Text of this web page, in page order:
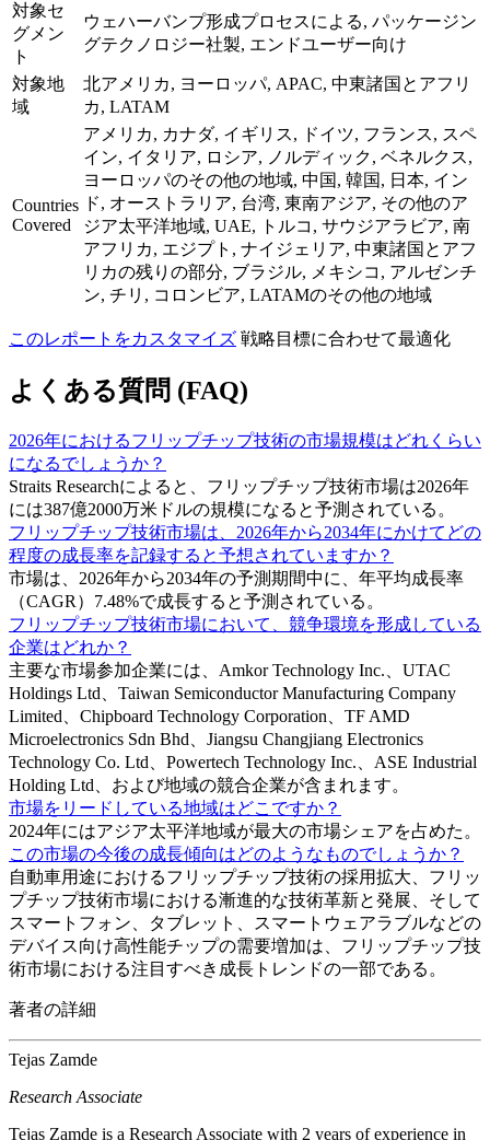
対象セ
グメン
ト
ウェハーバンプ形成プロセスによる, パッケージン
グテクノロジー社製, エンドユーザー向け
対象地
域
北アメリカ, ヨーロッパ, APAC, 中東諸国とアフリ
カ, LATAM
Countries
Covered
アメリカ, カナダ, イギリス, ドイツ, フランス, スペ
イン, イタリア, ロシア, ノルディック, ベネルクス,
ヨーロッパのその他の地域, 中国, 韓国, 日本, イン
ド, オーストラリア, 台湾, 東南アジア, その他のア
ジア太平洋地域, UAE, トルコ, サウジアラビア, 南
アフリカ, エジプト, ナイジェリア, 中東諸国とアフ
リカの残りの部分, ブラジル, メキシコ, アルゼンチ
ン, チリ, コロンビア, LATAMのその他の地域
このレポートをカスタマイズ 戦略目標に合わせて最適化
よくある質問 (FAQ)
2026年におけるフリップチップ技術の市場規模はどれくらい
になるでしょうか？
Straits Researchによると、フリップチップ技術市場は2026年
には387億2000万米ドルの規模になると予測されている。
フリップチップ技術市場は、2026年から2034年にかけてどの
程度の成長率を記録すると予想されていますか？
市場は、2026年から2034年の予測期間中に、年平均成長率
（CAGR）7.48%で成長すると予測されている。
フリップチップ技術市場において、競争環境を形成している
企業はどれか？
主要な市場参加企業には、Amkor Technology Inc.、UTAC
Holdings Ltd、Taiwan Semiconductor Manufacturing Company
Limited、Chipboard Technology Corporation、TF AMD
Microelectronics Sdn Bhd、Jiangsu Changjiang Electronics
Technology Co. Ltd、Powertech Technology Inc.、ASE Industrial
Holding Ltd、および地域の競合企業が含まれます。
市場をリードしている地域はどこですか？
2024年にはアジア太平洋地域が最大の市場シェアを占めた。
この市場の今後の成長傾向はどのようなものでしょうか？
自動車用途におけるフリップチップ技術の採用拡大、フリッ
プチップ技術市場における漸進的な技術革新と発展、そして
スマートフォン、タブレット、スマートウェアラブルなどの
デバイス向け高性能チップの需要増加は、フリップチップ技
術市場における注目すべき成長トレンドの一部である。
著者の詳細
Tejas Zamde
Research Associate
Tejas Zamde is a Research Associate with 2 years of experience in